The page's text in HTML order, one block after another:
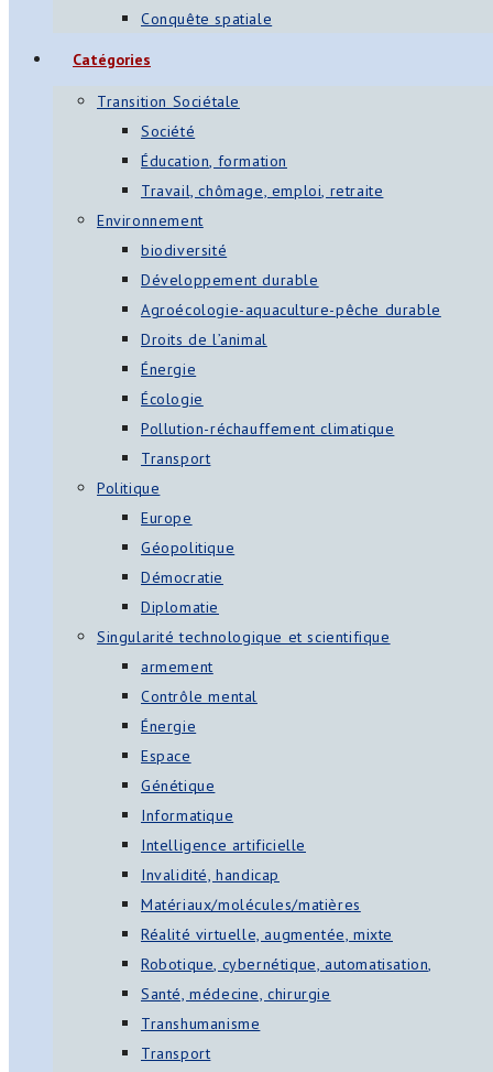
Conquête spatiale
Catégories
Transition Sociétale
Société
Éducation, formation
Travail, chômage, emploi, retraite
Environnement
biodiversité
Développement durable
Agroécologie-aquaculture-pêche durable
Droits de l’animal
Énergie
Écologie
Pollution-réchauffement climatique
Transport
Politique
Europe
Géopolitique
Démocratie
Diplomatie
Singularité technologique et scientifique
armement
Contrôle mental
Énergie
Espace
Génétique
Informatique
Intelligence artificielle
Invalidité, handicap
Matériaux/molécules/matières
Réalité virtuelle, augmentée, mixte
Robotique, cybernétique, automatisation,
Santé, médecine, chirurgie
Transhumanisme
Transport